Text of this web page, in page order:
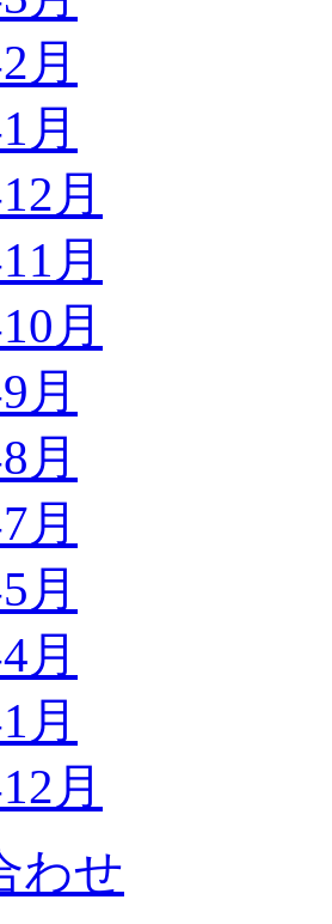
月
月
月
月
月
月
月
月
月
月
月
月